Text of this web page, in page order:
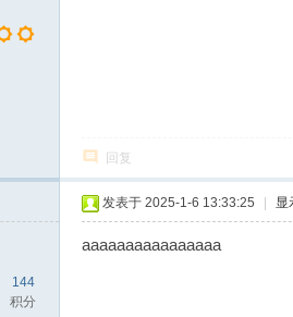
回复
144
积分
发表于 2025-1-6 13:33:25 显
aaaaaaaaaaaaaaaa